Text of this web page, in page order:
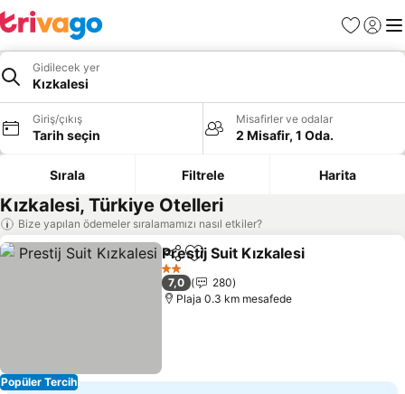
Favoriler
Giriş
Gidilecek yer
Kızkalesi
Giriş/çıkış
Tarih seçin
Misafirler ve odalar
2 Misafir, 1 Oda.
Sırala Filtrele Harita
Kızkalesi, Türkiye Otelleri
Bize yapılan ödemeler sıralamamızı nasıl etkiler?
Popüler Tercih
PaylaşFavorilerime ekle
Prestij Suit Kızkalesi
2 Yıldız
7,0
280
Plaja 0.3 km mesafede